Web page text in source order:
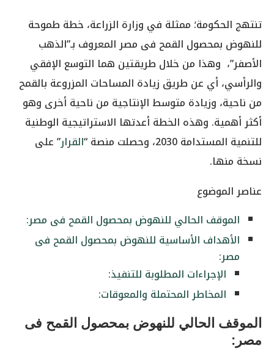
تنتهج الحكومة؛ ممثلة في وزارة الزراعة، خطة طموحة
للنهوض بمحصول القمح فى مصر المعروف بـ”الذهب
الأصفر”، وهذا من خلال طريقتين هما التوسع الإفقي
والرأسي، أي عن طريق زيادة المساحات المزروعة بالقمح
من ناحية، وزيادة متوسط الإنتاجية من ناحية أخرى وهو
أكثر أهمية. وهذه الخطة أعدتها الاستراتيجية الوطنية
للتنمية المستدامة 2030، وحصلت منصة “
القرار” على
نسخة منها.
عناصر الموضوع
الموقف الحالي للنهوض بمحصول القمح فى مصر:
الأهداف الأساسية للنهوض بمحصول القمح فى
مصر:
الإجراءات المطلوبة للتنفيذ:
المخاطر المحتملة والمعوقات:
الموقف الحالي للنهوض بمحصول القمح فى
مصر: